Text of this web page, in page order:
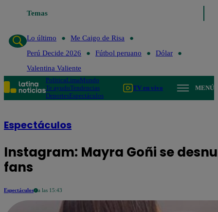
Temas
de Risa Perú Decide 2026
Lo último
Me Caigo de Risa
Perú Decide 2026
Fútbol peruano
Dólar
Valentina Valiente
PolíticaLimaMundo
Te ayudoTendencias
DeportesEspectáculos
TV en vivo MENÚ
Espectáculos
Instagram: Mayra Goñi se
fans
Espectáculos a las 15:43